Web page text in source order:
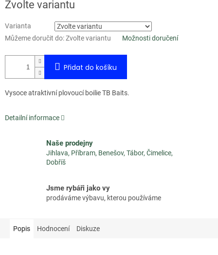
cena:
Zvolte variantu
Varianta
Můžeme doručit do:Zvolte variantu Možnosti doručení
Přidat do košíku
Vysoce atraktivní plovoucí boilie TB Baits.
Detailní informace
Naše prodejny
Jihlava, Příbram, Benešov, Tábor, Čimelice,
Dobříš
Jsme rybáři jako vy
prodáváme výbavu, kterou používáme
Popis Hodnocení Diskuze